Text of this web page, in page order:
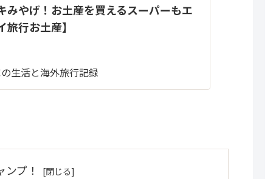
みやげ！お土産を買えるスーパーもエ
行お土産】
生活と海外旅行記録
プ！